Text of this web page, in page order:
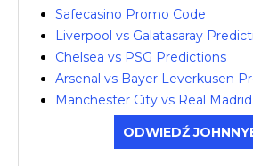
Safecasino Promo Code
Liverpool vs Galatasaray
Chelsea vs PSG Predictions
Arsenal vs Bayer Leverkusen
Manchester City vs Real
ODWIEDŹ